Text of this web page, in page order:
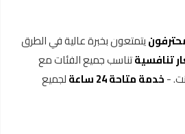
يتمتعون بخبرة عالية في الطرق
تنافسيةتناسب جميع الفئات مع
-خدمة متاحة 24 ساعة
لجميع